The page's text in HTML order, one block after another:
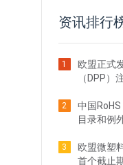
资讯排行
1
欧盟正式
（DPP）
2
中国
目录和例
3
欧盟微塑
首个截止